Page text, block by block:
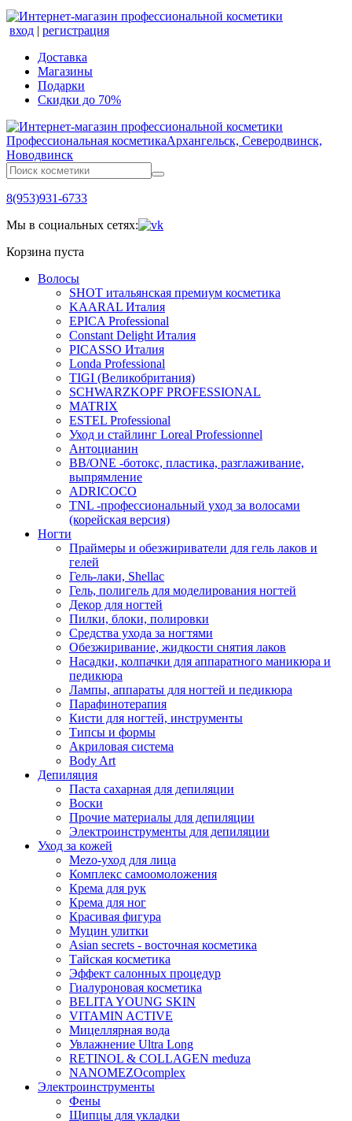
вход | регистрация
Доставка
Магазины
Подарки
Скидки до 70%
Профессиональная косметикаАрхангельск, Северодвинск,
Новодвинск
8(953)931-6733
Мы в социальных сетях:
Корзина пуста
Волосы
SHOT итальянская премиум косметика
KAARAL Италия
EPICA Professional
Constant Delight Италия
PICASSO Италия
Londa Professional
TIGI (Великобритания)
SCHWARZKOPF PROFESSIONAL
MATRIX
ESTEL Professional
Уход и стайлинг Loreal Professionnel
Антоцианин
BB/ONE -ботокс, пластика, разглаживание,
выпрямление
ADRICOCO
TNL -профессиональный уход за волосами
(корейская версия)
Ногти
Праймеры и обезжириватели для гель лаков и
гелей
Гель-лаки, Shellac
Гель, полигель для моделирования ногтей
Декор для ногтей
Пилки, блоки, полировки
Средства ухода за ногтями
Обезжиривание, жидкости снятия лаков
Насадки, колпачки для аппаратного маникюра и
педикюра
Лампы, аппараты для ногтей и педикюра
Парафинотерапия
Кисти для ногтей, инструменты
Типсы и формы
Акриловая система
Body Art
Депиляция
Паста сахарная для депиляции
Воски
Прочие материалы для депиляции
Электроинструменты для депиляции
Уход за кожей
Mezo-уход для лица
Комплекс самоомоложения
Крема для рук
Крема для ног
Красивая фигура
Муцин улитки
Asian seсrets - восточная косметика
Тайская косметика
Эффект салонных процедур
Гиалуроновая косметика
BELITA YOUNG SKIN
VITAMIN ACTIVE
Мицеллярная вода
Увлажнение Ultra Long
RETINOL & COLLAGEN meduza
NANOMEZOcomplex
Электроинструменты
Фены
Щипцы для укладки